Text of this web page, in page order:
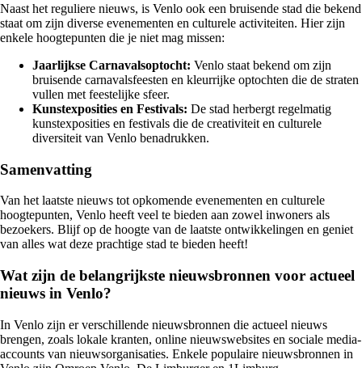
Naast het reguliere nieuws, is Venlo ook een bruisende stad die bekend
staat om zijn diverse evenementen en culturele activiteiten. Hier zijn
enkele hoogtepunten die je niet mag missen:
Jaarlijkse Carnavalsoptocht: Venlo staat bekend om zijn
bruisende carnavalsfeesten en kleurrijke optochten die de straten
vullen met feestelijke sfeer.
Kunstexposities en Festivals: De stad herbergt regelmatig
kunstexposities en festivals die de creativiteit en culturele
diversiteit van Venlo benadrukken.
Samenvatting
Van het laatste nieuws tot opkomende evenementen en culturele
hoogtepunten, Venlo heeft veel te bieden aan zowel inwoners als
bezoekers. Blijf op de hoogte van de laatste ontwikkelingen en geniet
van alles wat deze prachtige stad te bieden heeft!
Wat zijn de belangrijkste nieuwsbronnen voor actueel
nieuws in Venlo?
In Venlo zijn er verschillende nieuwsbronnen die actueel nieuws
brengen, zoals lokale kranten, online nieuwswebsites en sociale media-
accounts van nieuwsorganisaties. Enkele populaire nieuwsbronnen in